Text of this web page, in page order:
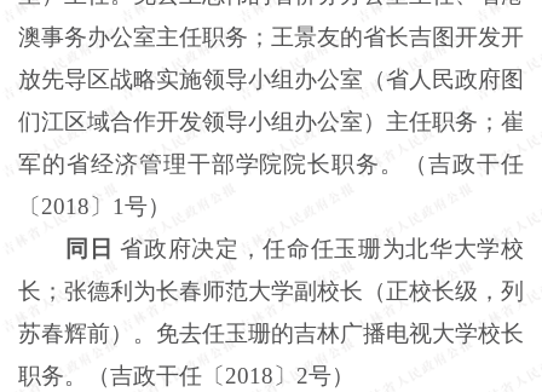
澳事务办公室主任职务；王景友的省长吉图开发开
放先导区战略实施领导小组办公室（省人民政府图
们江区域合作开发领导小组办公室）主任职务；崔
军的省经济管理干部学院院长职务。（吉政干任
〔2018〕1号）
同日 省政府决定，任命任玉珊为北华大学校
长；张德利为长春师范大学副校长（正校长级，列
苏春辉前）。免去任玉珊的吉林广播电视大学校长
职务。（吉政干任〔2018〕2号）